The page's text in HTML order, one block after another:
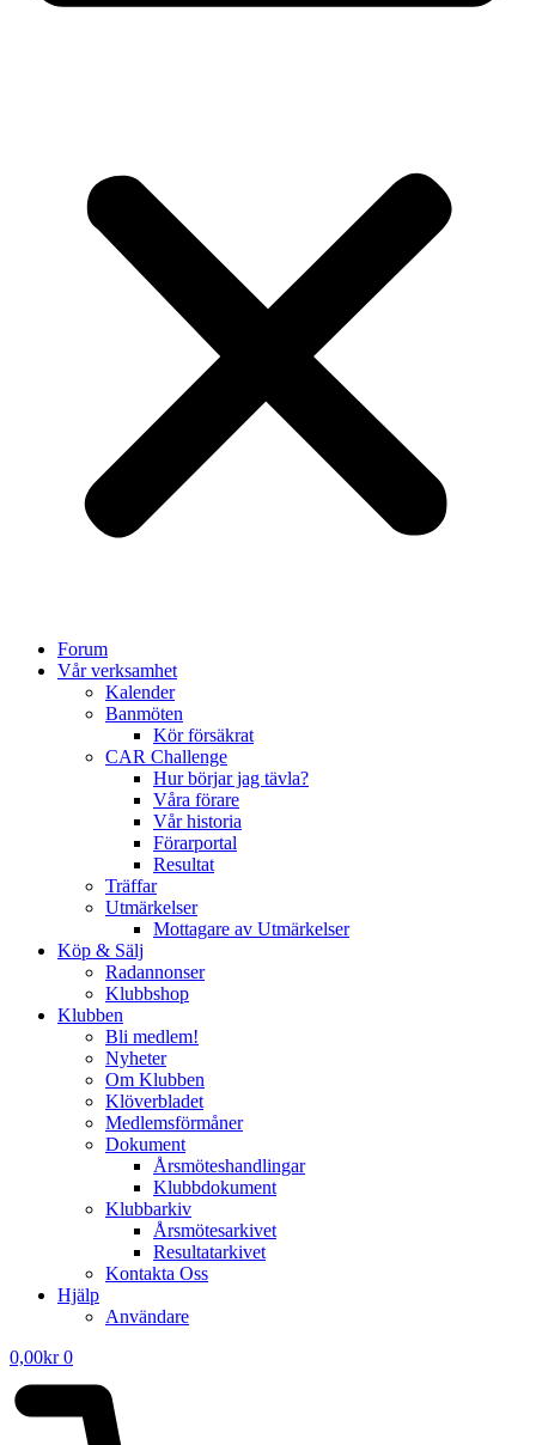
Forum
Vår verksamhet
Kalender
Banmöten
Kör försäkrat
CAR Challenge
Hur börjar jag tävla?
Våra förare
Vår historia
Förarportal
Resultat
Träffar
Utmärkelser
Mottagare av Utmärkelser
Köp & Sälj
Radannonser
Klubbshop
Klubben
Bli medlem!
Nyheter
Om Klubben
Klöverbladet
Medlemsförmåner
Dokument
Årsmöteshandlingar
Klubbdokument
Klubbarkiv
Årsmötesarkivet
Resultatarkivet
Kontakta Oss
Hjälp
Användare
0,00kr 0